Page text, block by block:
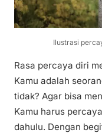
Ilustrasi
Rasa percaya diri
Kamu adalah
tidak? Agar bisa
Kamu harus
dahulu. Dengan